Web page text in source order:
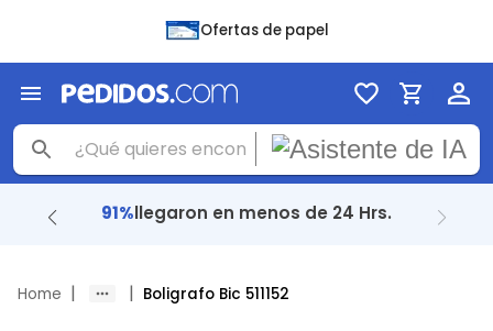
Ofertas de papel
91%llegaron en menos de 24 Hrs.
Home | | Boligrafo Bic 511152